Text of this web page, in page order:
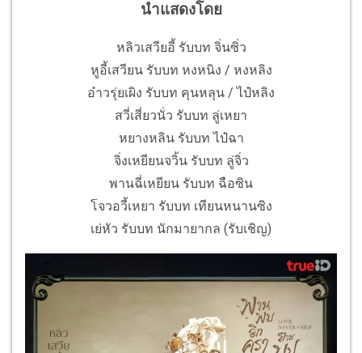
นำแสดงโดย
หลิวเสวียอี้ รับบท จิ่นซิ่ว
หูอี้เสวียน รับบท หงหนิง / หงหลิง
อ๋าวรุ่ยเผิง รับบท คุนหลุน / ไป๋หลิง
สวี่เสี่ยวนั่ว รับบท ลู่เหยา
หยางหลิน รับบท ไป๋ฉา
จิ่งเหยียนจวิ้น รับบท ลู่จิ่ว
พานฉี่เหยียน รับบท ฉือซิน
โจวอวี้เหยา รับบท เทียนหนานซิง
เย่หัว รับบท นักมายากล (รับเชิญ)